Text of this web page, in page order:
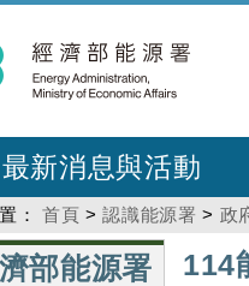
最新消息與活動
： 首頁 >認識能源署 > 政
部能源署 114